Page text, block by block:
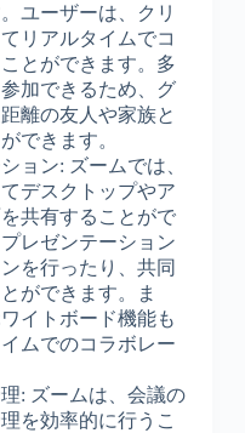
ユーザーは、クリ
リアルタイムでコ
とができます。多
加できるため、グ
離の友人や家族と
できます。
ョン: ズームでは、
デスクトップやア
共有することがで
レゼンテーション
を行ったり、共同
ができます。ま
イトボード機能も
ムでのコラボレー
: ズームは、会議の
を効率的に行うこ